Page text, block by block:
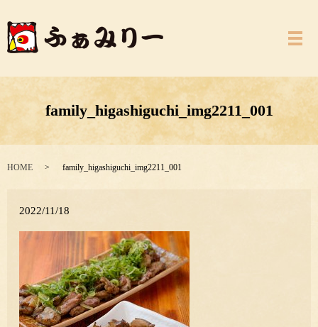
メ
family_higashiguchi_img2211_001
HOME family_higashiguchi_img2211_001
2022/11/18